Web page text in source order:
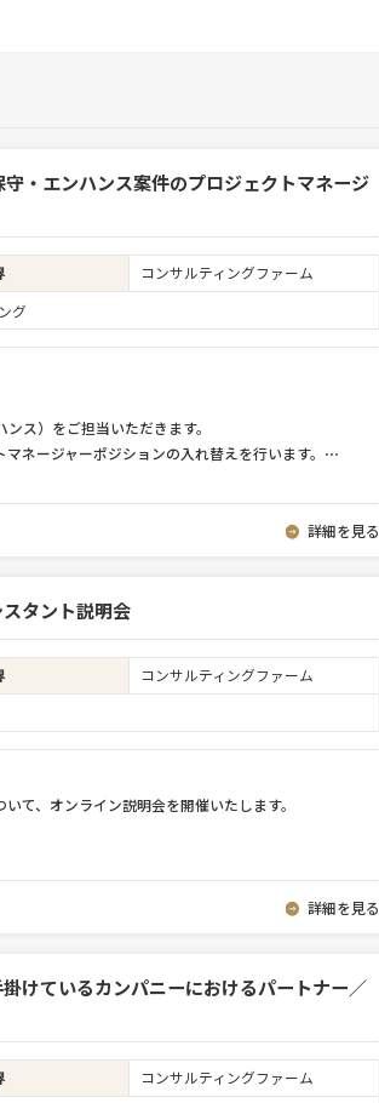
・エンハンス案件のプロジェクトマネージ
コンサルティングファーム
グ
ス）をご担当いただきます。
ネージャーポジションの入れ替えを行います。 ⋯
詳細を見る
タント説明会
コンサルティングファーム
て、オンライン説明会を開催いたします。
詳細を見る
けているカンパニーにおけるパートナー／
コンサルティングファーム